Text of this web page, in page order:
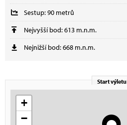
Sestup: 90 metrů
Nejvyšší bod: 613 m.n.m.
Nejnižší bod: 668 m.n.m.
Start výletu
+
−